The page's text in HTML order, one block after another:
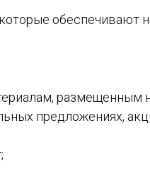
размещенным
предложениях,